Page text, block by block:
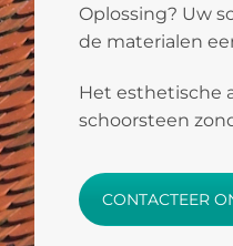
Oplossing? Uw
de materialen
Het esthetische
schoorsteen
CONTACTEER